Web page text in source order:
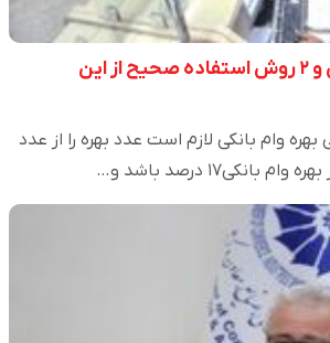
وام بدون سود بانکی و ۲ روش استفاده صحیح از این
بهره وام بانکی لازم است عدد بهره را از عدد
درصد باشد و…